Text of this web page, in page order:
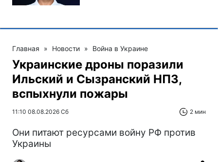
Главная » Новости » Война в Украине
Украинские дроны поразили
Ильский и Сызранский НПЗ,
вспыхнули пожары
11:10 08.08.2026 Сб 2 мин
Они питают ресурсами войну РФ против
Украины